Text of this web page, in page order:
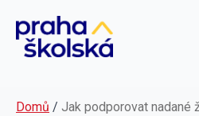
Domů / Jak podporovat nadané